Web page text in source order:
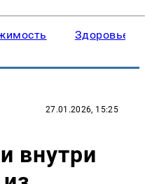
Здоровье
27.01.2026, 15:25
внутри